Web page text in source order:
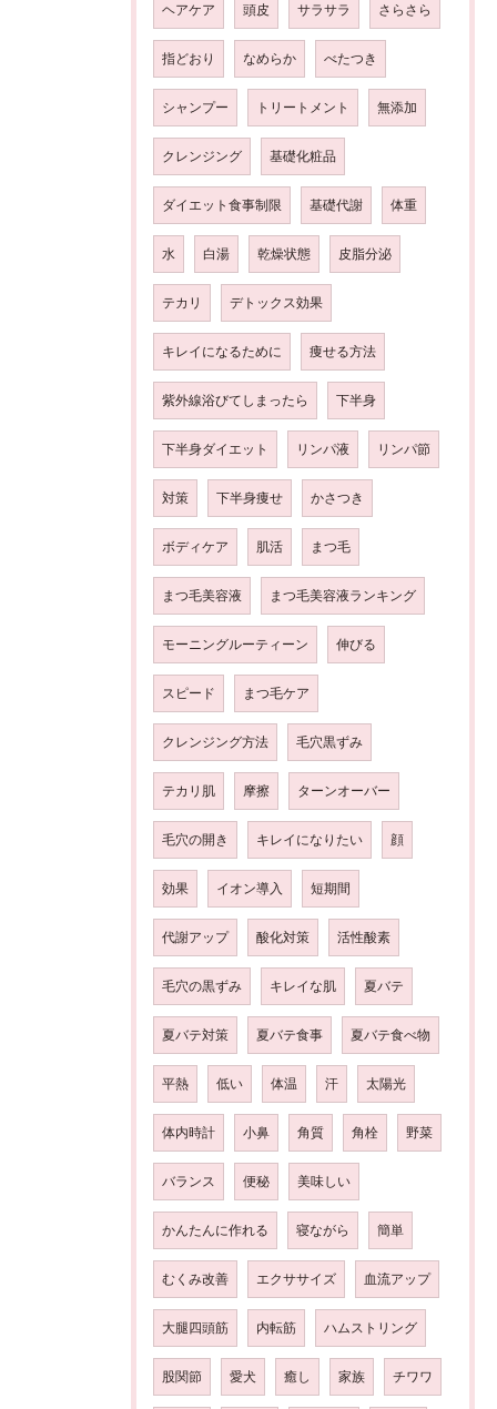
ヘアケア 頭皮 サラサラ さらさら
指どおり なめらか べたつき
シャンプー トリートメント 無添加
クレンジング 基礎化粧品
ダイエット食事制限 基礎代謝 体重
水 白湯 乾燥状態 皮脂分泌
テカリ デトックス効果
キレイになるために 痩せる方法
紫外線浴びてしまったら 下半身
下半身ダイエット リンパ液 リンパ節
対策 下半身痩せ かさつき
ボディケア 肌活 まつ毛
まつ毛美容液 まつ毛美容液ランキング
モーニングルーティーン 伸びる
スピード まつ毛ケア
クレンジング方法 毛穴黒ずみ
テカリ肌 摩擦 ターンオーバー
毛穴の開き キレイになりたい 顔
効果 イオン導入 短期間
代謝アップ 酸化対策 活性酸素
毛穴の黒ずみ キレイな肌 夏バテ
夏バテ対策 夏バテ食事 夏バテ食べ物
平熱 低い 体温 汗 太陽光
体内時計 小鼻 角質 角栓 野菜
バランス 便秘 美味しい
かんたんに作れる 寝ながら 簡単
むくみ改善 エクササイズ 血流アップ
大腿四頭筋 内転筋 ハムストリング
股関節 愛犬 癒し 家族 チワワ